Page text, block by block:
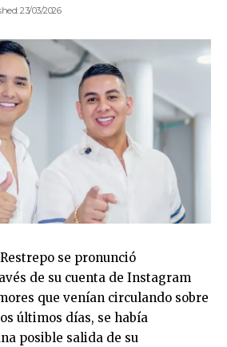
23/03/2026
se pronunció
de su cuenta de Instagram
que venían circulando sobre
últimos días, se había
posible salida de su